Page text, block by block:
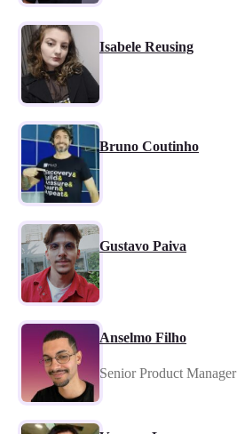
Isabele Reusing
Bruno Coutinho
Gustavo Paiva
Anselmo Filho
Senior Product Manager